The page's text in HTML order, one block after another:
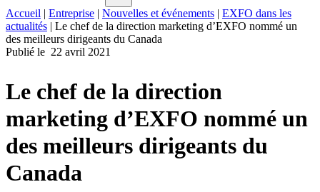
FR
Produits
Soutien
Services
Acheter
Ressources
Contactez-
nous
S'enregistrer
Se
Accueil | Entreprise | Nouvelles et événements | EXFO dans les
actualités | Le chef de la direction marketing d’EXFO nommé un
des meilleurs dirigeants du Canada
Publié le 22 avril 2021
Le chef de la direction
marketing d’EXFO nommé un
des meilleurs dirigeants du
Canada